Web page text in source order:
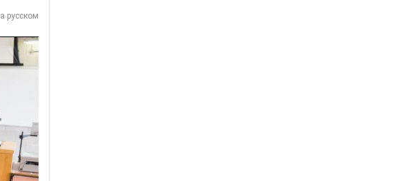
русском